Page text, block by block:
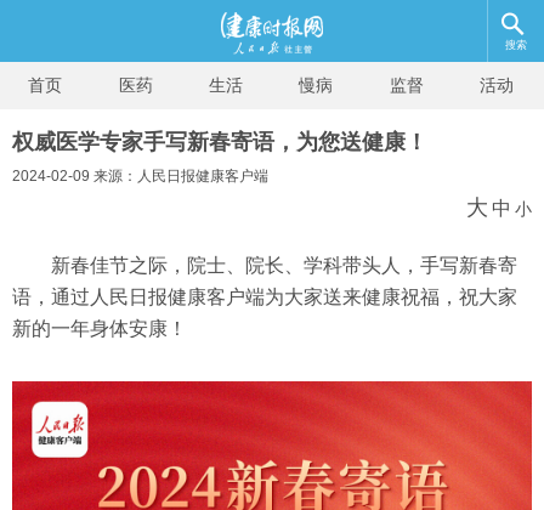
搜索
首页 医药 生活 慢病 监督 活动
权威医学专家手写新春寄语，为您送健康！
2024-02-09 来源：人民日报健康客户端
大 中 小
新春佳节之际，院士、院长、学科带头人，手写新春寄
语，通过人民日报健康客户端为大家送来健康祝福，祝大家
新的一年身体安康！